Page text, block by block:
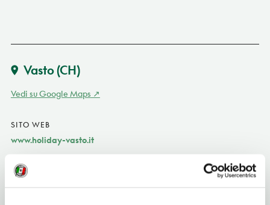
Vasto(CH)
Vedi su Google Maps
SITO WEB
www.holiday-vasto.it
INDIRIZZO EMAIL
h.holiday@libero.it